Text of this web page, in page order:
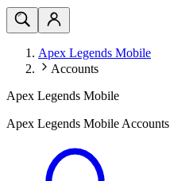
Apex Legends Mobile
Accounts
Apex Legends Mobile
Apex Legends Mobile Accounts